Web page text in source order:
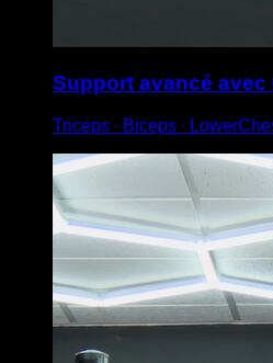
Support avancé
Triceps ∙ Biceps ∙